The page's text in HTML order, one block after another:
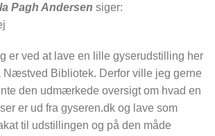
Pagh Andersen siger:
er ved at lave en lille gyserudstilling her
Næstved Bibliotek. Derfor ville jeg gerne
den udmærkede oversigt om hvad en
er ud fra gyseren.dk og lave som
til udstillingen og på den måde